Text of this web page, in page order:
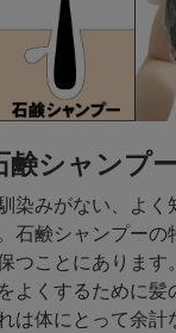
鹸シャンプ
染みがない、よく
石鹸シャンプーの
つことにあります
よくするために髪
は体にとって余計